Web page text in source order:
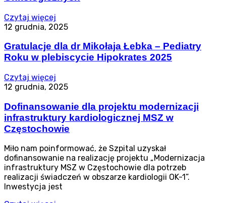
Czytaj więcej
12 grudnia, 2025
Gratulacje dla dr Mikołaja Łebka – Pediatry
Roku w plebiscycie Hipokrates 2025
Czytaj więcej
12 grudnia, 2025
Dofinansowanie dla projektu modernizacji
infrastruktury kardiologicznej MSZ w
Częstochowie
Miło nam poinformować, że Szpital uzyskał
dofinansowanie na realizację projektu „Modernizacja
infrastruktury MSZ w Częstochowie dla potrzeb
realizacji świadczeń w obszarze kardiologii OK-1”.
Inwestycja jest